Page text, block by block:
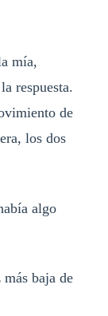
mía,
respuesta.
de
los dos
algo
baja de